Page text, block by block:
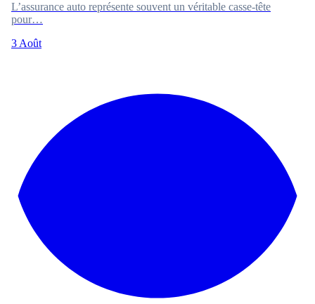
L’assurance auto représente souvent un véritable casse-tête
pour…
3 Août